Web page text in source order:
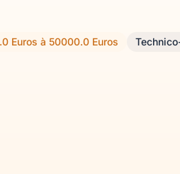
Euros à 50000.0 Euros